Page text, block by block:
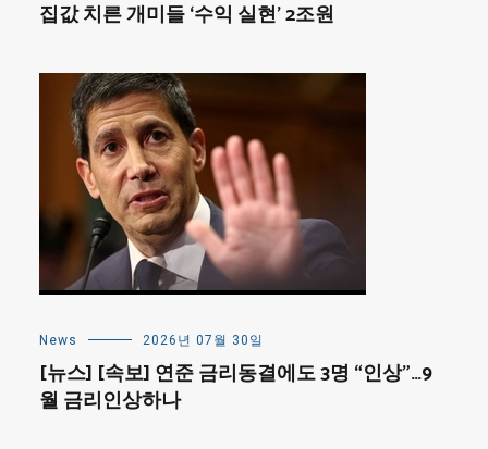
집값 치른 개미들 ‘수익 실현’ 2조원
News 2026년 07월 30일
[뉴스] [속보] 연준 금리동결에도 3명 “인상”…9
월 금리인상하나